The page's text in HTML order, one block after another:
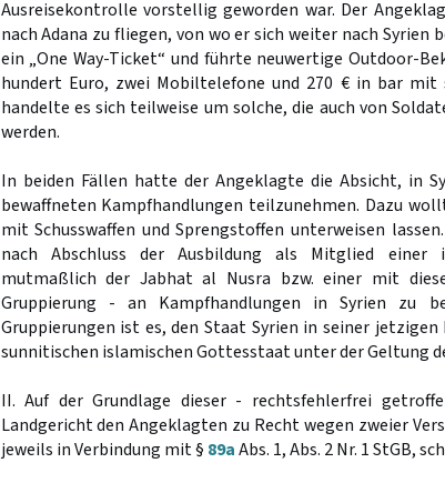
Ausreisekontrolle vorstellig geworden war. Der
nach Adana zu fliegen, von wo er sich weiter nach Syrien
ein „One Way-Ticket“ und führte neuwertige Outdoor-
hundert Euro, zwei Mobiltelefone und 270 € in bar mit
handelte es sich teilweise um solche, die auch von
werden.
In beiden Fällen hatte der Angeklagte die Absicht, in
bewaffneten Kampfhandlungen teilzunehmen. Dazu
mit Schusswaffen und Sprengstoffen unterweisen
nach Abschluss der Ausbildung als Mitglied einer
mutmaßlich der Jabhat al Nusra bzw. einer mit
Gruppierung - an Kampfhandlungen in Syrien zu
Gruppierungen ist es, den Staat Syrien in seiner
sunnitischen islamischen Gottesstaat unter der Geltung
II. Auf der Grundlage dieser - rechtsfehlerfrei
Landgericht den Angeklagten zu Recht wegen zweier
jeweils in Verbindung mit § 89aAbs. 1, Abs. 2 Nr. 1 StGB,